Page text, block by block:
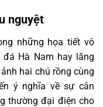
nguyệt
những họa tiết vô
Hà Nam hay lăng
hai chú rồng cùng
ý nghĩa về sự cân
thường đại điện cho